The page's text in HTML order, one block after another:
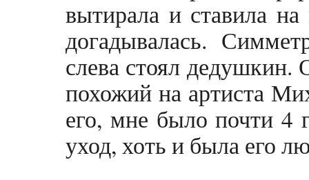
вытирала и ставила
догадывалась.
слева стоял
похожий на артиста
его, мне было почти 4
уход, хоть и была его